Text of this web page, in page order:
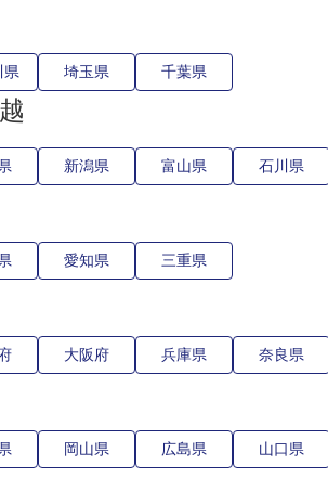
県 埼玉県 千葉県
新潟県 富山県 石川県
愛知県 三重県
大阪府 兵庫県 奈良県
岡山県 広島県 山口県